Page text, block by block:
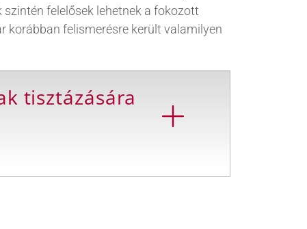
felelősek lehetnek a fokozott
korábban felismerésre került valamilyen
tisztázására